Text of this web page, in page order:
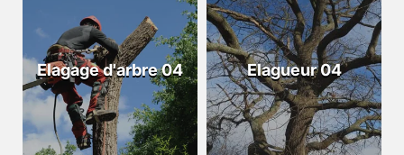
Elagage d'arbre 04 Elagueur 04